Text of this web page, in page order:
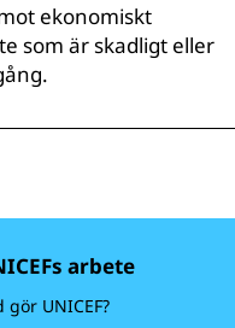
ekonomiskt
som är skadligt eller
arbete
gör UNICEF?